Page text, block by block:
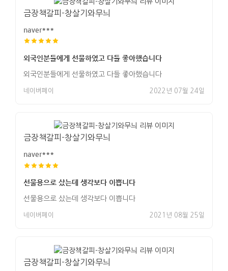
금장책갈피-창살기와무늬
naver***
외국인분들에게 선물하였고 다들 좋아했습니다
외국인분들에게 선물하였고 다들 좋아했습니다
네이버페이 2022년 07월 24일
금장책갈피-창살기와무늬
naver***
선물용으로 샀는데 생각보다 이쁩니다
선물용으로 샀는데 생각보다 이쁩니다
네이버페이 2021년 08월 25일
금장책갈피-창살기와무늬